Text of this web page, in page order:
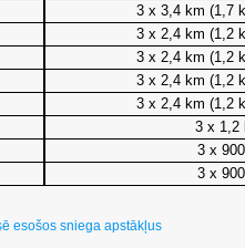
3 x 3,4 km (1,7
3 x 2,4 km (1,2
3 x 2,4 km (1,2
3 x 2,4 km (1,2
3 x 2,4 km (1,2
3 x 1,2
3 x
3 x
esošos sniega apstākļus